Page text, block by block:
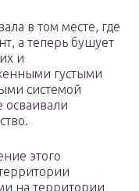
в том месте, где
а теперь бушует
и
густыми
системой
осваивали
этого
на территории